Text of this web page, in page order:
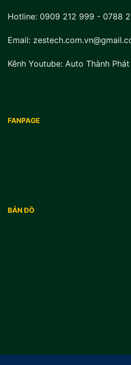
Hotline: 0909 212 999 - 0788
Email:
Kênh Youtube: Auto Thành Phát
FANPAGE
BẢN ĐỒ